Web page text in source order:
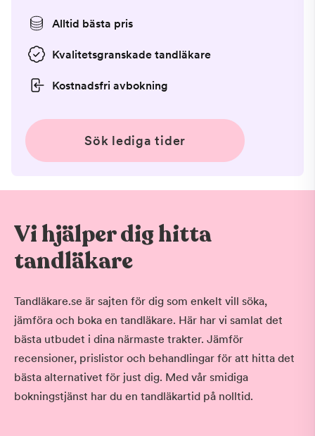
Alltid bästa pris
Kvalitetsgranskade tandläkare
Kostnadsfri avbokning
Sök lediga tider
Vi hjälper dig hitta
tandläkare
Tandläkare.se är sajten för dig som enkelt vill söka,
jämföra och boka en tandläkare. Här har vi samlat det
bästa utbudet i dina närmaste trakter. Jämför
recensioner, prislistor och behandlingar för att hitta det
bästa alternativet för just dig. Med vår smidiga
bokningstjänst har du en tandläkartid på nolltid.